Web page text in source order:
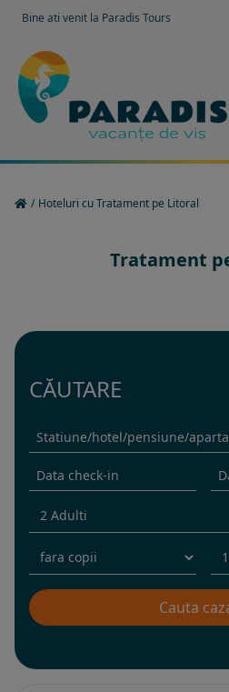
Bine ati venit la Paradis Tours
/ Hoteluri cu Tratament pe Litoral
Tratament
CĂUTARE